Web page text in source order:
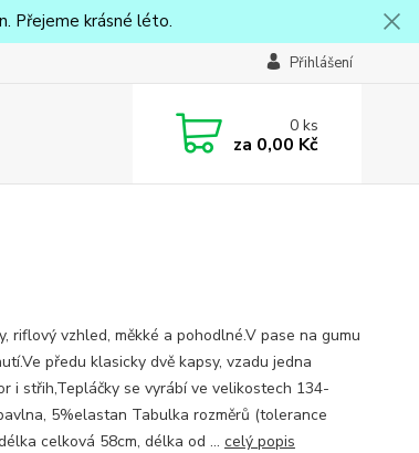
Přejeme krásné léto.
Přihlášení
0ks
za 0,00 Kč
riflový vzhled, měkké a pohodlné.V pase na gumu
předu klasicky dvě kapsy, vzadu jedna
i střih,Tepláčky se vyrábí ve velikostech 134-
5%elastan Tabulka rozměrů (tolerance
celková 58cm, délka od ... celý popis